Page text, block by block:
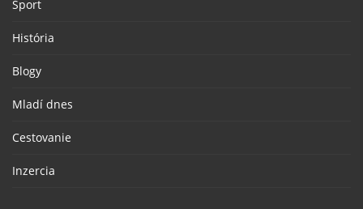
Šport
História
Blogy
Mladí dnes
Cestovanie
Inzercia